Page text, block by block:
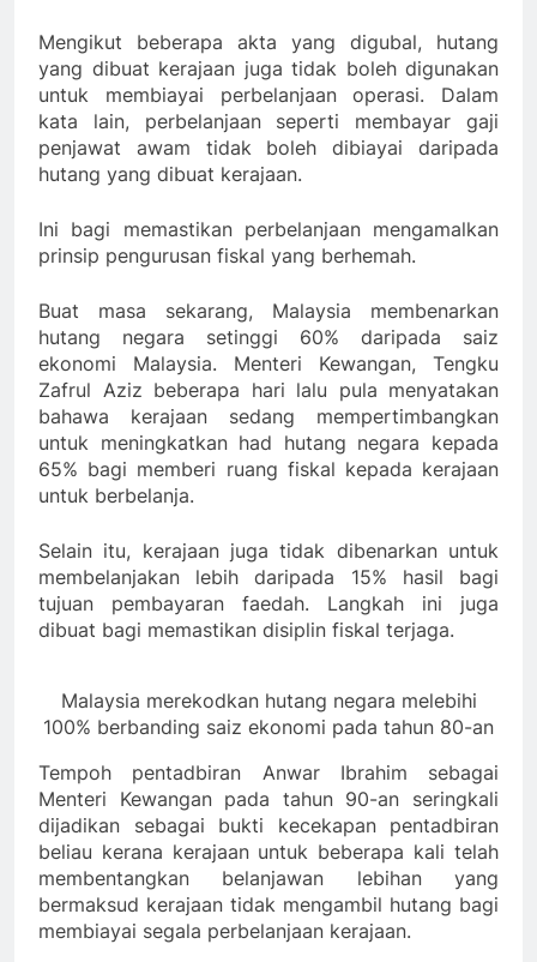
Mengikut beberapa akta yang digubal, hutang
yang dibuat kerajaan juga tidak boleh digunakan
untuk membiayai perbelanjaan operasi. Dalam
kata lain, perbelanjaan seperti membayar gaji
penjawat awam tidak boleh dibiayai daripada
hutang yang dibuat kerajaan.
Ini bagi memastikan perbelanjaan mengamalkan
prinsip pengurusan fiskal yang berhemah.
Buat masa sekarang, Malaysia membenarkan
hutang negara setinggi 60% daripada saiz
ekonomi Malaysia. Menteri Kewangan, Tengku
Zafrul Aziz beberapa hari lalu pula menyatakan
bahawa kerajaan sedang mempertimbangkan
untuk meningkatkan had hutang negara kepada
65% bagi memberi ruang fiskal kepada kerajaan
untuk berbelanja.
Selain itu, kerajaan juga tidak dibenarkan untuk
membelanjakan lebih daripada 15% hasil bagi
tujuan pembayaran faedah. Langkah ini juga
dibuat bagi memastikan disiplin fiskal terjaga.
Malaysia merekodkan hutang negara melebihi
100% berbanding saiz ekonomi pada tahun 80-an
Tempoh pentadbiran Anwar Ibrahim sebagai
Menteri Kewangan pada tahun 90-an seringkali
dijadikan sebagai bukti kecekapan pentadbiran
beliau kerana kerajaan untuk beberapa kali telah
membentangkan belanjawan lebihan yang
bermaksud kerajaan tidak mengambil hutang bagi
membiayai segala perbelanjaan kerajaan.